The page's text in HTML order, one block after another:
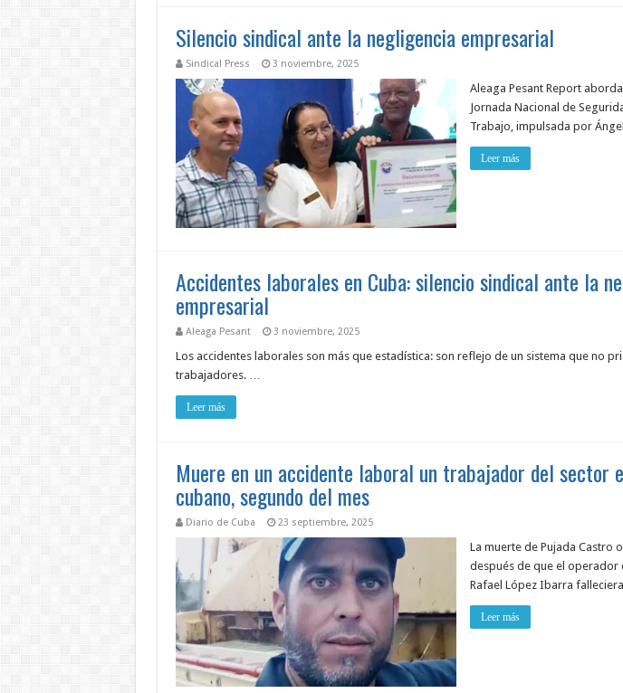
Silencio sindical ante la negligencia empresarial
Sindical Press 3 noviembre, 2025
Aleaga Pesant Report
Jornada Nacional de
Trabajo, impulsada por
Leer más
Accidentes laborales en Cuba: silencio sindical ante la
empresarial
Aleaga Pesant 3 noviembre, 2025
Los accidentes laborales son más que estadística: son reflejo de un sistema que no
trabajadores. …
Leer más
Muere en un accidente laboral un trabajador del sector
cubano, segundo del mes
Diario de Cuba 23 septiembre, 2025
La muerte de Pujada Castro
después de que el operador
Rafael López Ibarra
Leer más